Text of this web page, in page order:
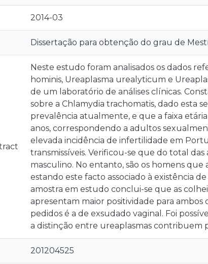
2014-03
Dissertação para obtenção do grau de
Neste estudo foram analisados os dados
hominis, Ureaplasma urealyticum e
de um laboratório de análises clínicas.
sobre a Chlamydia trachomatis, dado esta
prevalência atualmente, e que a faixa
anos, correspondendo a adultos
elevada incidência de infertilidade em
transmissíveis. Verificou-se que do total
masculino. No entanto, são os homens
estando este facto associado à existência
amostra em estudo conclui-se que as
apresentam maior positividade para
pedidos é a de exsudado vaginal. Foi
a distinção entre ureaplasmas contribuem
201204525